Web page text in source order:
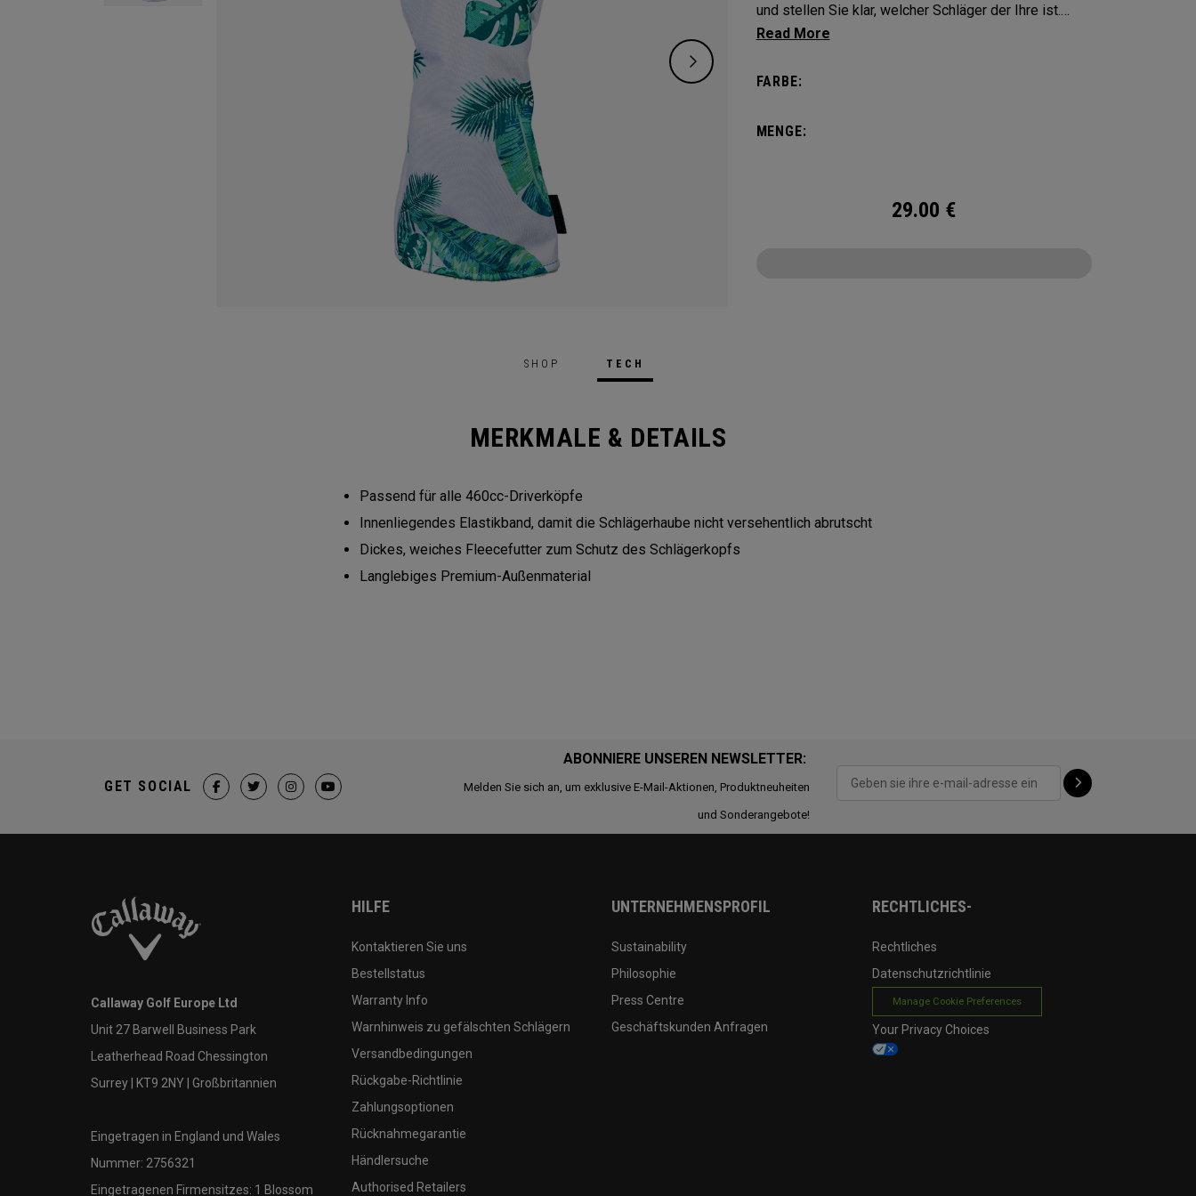
und stellen Sie klar, welcher Schläger der Ihre ist.
Schützen Sie Ihre Ausrüstung mit diesen markanten
FARBE:
MENGE:
29.00 €
SHOP TECH
MERKMALE & DETAILS
Passend für alle 460cc-Driverköpfe
Innenliegendes Elastikband, damit die Schlägerhaube nicht versehentlich abrutscht
Dickes, weiches Fleecefutter zum Schutz des Schlägerkopfs
Langlebiges Premium-Außenmaterial
ABONNIERE UNSEREN NEWSLETTER:
Melden Sie sich an, um exklusive E-Mail-Aktionen, Produktneuheiten
und Sonderangebote!
GET SOCIAL
Callaway Golf Europe Ltd
Unit 27 Barwell Business Park
Leatherhead Road Chessington
Surrey | KT9 2NY | Großbritannien
Eingetragen in England und Wales
Nummer: 2756321
Eingetragenen Firmensitzes: 1 Blossom
HILFE
Kontaktieren Sie uns
Bestellstatus
Warranty Info
Warnhinweis zu gefälschten Schlägern
Versandbedingungen
Rückgabe-Richtlinie
Zahlungsoptionen
Rücknahmegarantie
Händlersuche
Authorised Retailers
UNTERNEHMENSPROFIL
Sustainability
Philosophie
Press Centre
Geschäftskunden Anfragen
RECHTLICHES-
Rechtliches
Datenschutzrichtlinie
Manage Cookie Preferences
Your Privacy Choices